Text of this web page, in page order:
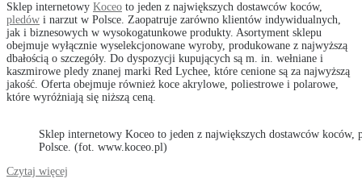
Sklep internetowy Koceo to jeden z największych dostawców koców,
pledów i narzut w Polsce. Zaopatruje zarówno klientów indywidualnych,
jak i biznesowych w wysokogatunkowe produkty. Asortyment sklepu
obejmuje wyłącznie wyselekcjonowane wyroby, produkowane z najwyższą
dbałością o szczegóły. Do dyspozycji kupujących są m. in. wełniane i
kaszmirowe pledy znanej marki Red Lychee, które cenione są za najwyższą
jakość. Oferta obejmuje również koce akrylowe, poliestrowe i polarowe,
które wyróżniają się niższą ceną.
Sklep internetowy Koceo to jeden z największych dostawców koców,
Polsce. (fot. www.koceo.pl)
Czytaj więcej